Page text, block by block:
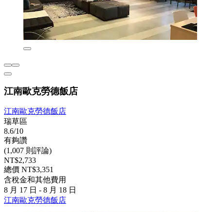
江南歐克勞德飯店
江南歐克勞德飯店
瑞草區
8.6/10
有夠讚
(1,007 則評論)
NT$2,733
總價 NT$3,351
含稅金和其他費用
8 月 17 日 - 8 月 18 日
江南歐克勞德飯店